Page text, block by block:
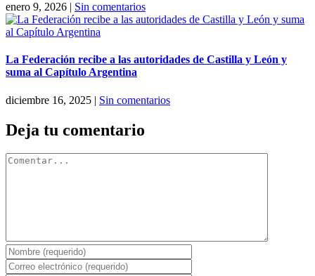
enero 9, 2026 | Sin comentarios
La Federación recibe a las autoridades de Castilla y León y
suma al Capítulo Argentina
diciembre 16, 2025 | Sin comentarios
Deja tu comentario
Comentar